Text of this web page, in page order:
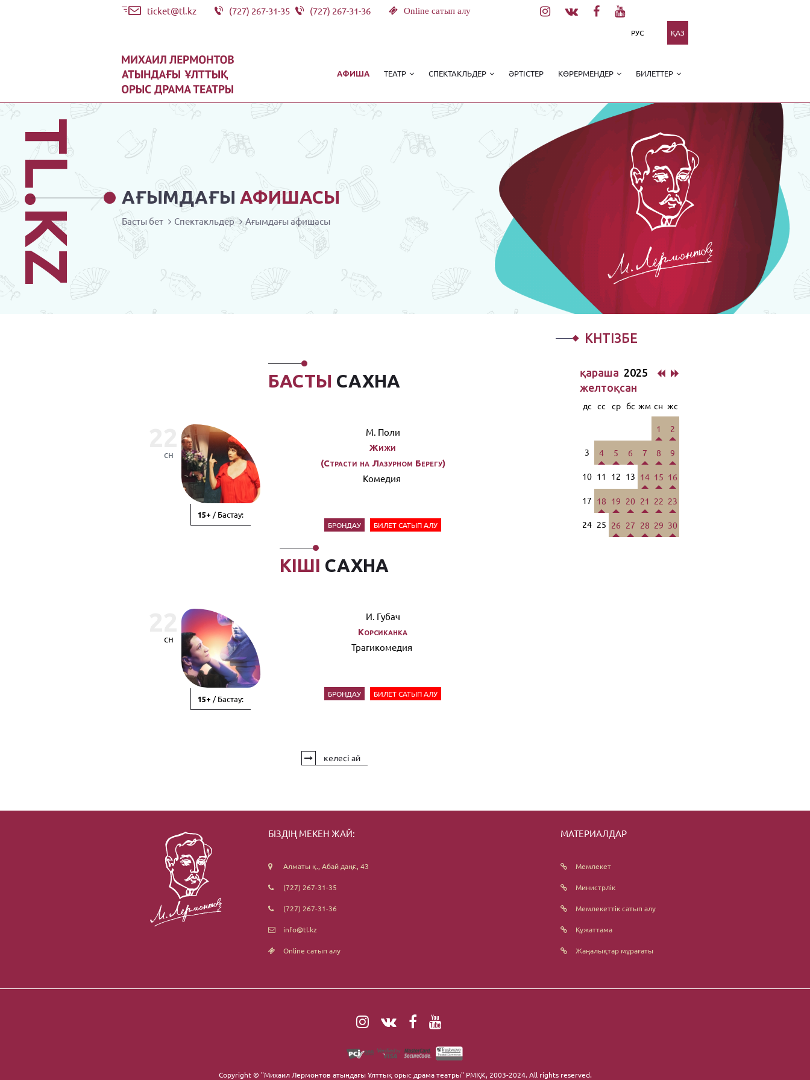
ticket@tl.kz (727) 267-31-35 (727) 267-31-36 Online сатып алу
РУС ҚАЗ
АФИША ТЕАТР СПЕКТАКЛЬДЕР ӘРТІСТЕР КӨРЕРМЕНДЕР БИЛЕТТЕР
АҒЫМДАҒЫ АФИШАСЫ
TL.KZ Басты бет Спектакльдер Ағымдағы афишасы
БАСТЫ САХНА
сн
15+ / Бастау:
М. Поли
Жижи
(Страсти на Лазурном Берегу)
Комедия
БРОНДАУ БИЛЕТ САТЫП АЛУ
КІШІ САХНА
сн
15+ / Бастау:
И. Губач
Корсиканка
Трагикомедия
БРОНДАУ БИЛЕТ САТЫП АЛУ
келесі ай
КҮНТІЗБЕ
қараша 2025
желтоқсан
дс сс ср бс жм сн жс
1 2
3 4 5 6 7 8 9
10 11 12 13 14 15 16
17 18 19 20 21 22 23
24 25 26 27 28 29 30
БІЗДІҢ МЕКЕН ЖАЙ:
Алматы қ., Абай даңғ., 43
(727) 267-31-35
(727) 267-31-36
info@tl.kz
Online сатып алу
МАТЕРИАЛДАР
Мемлекет
Министрлік
Мемлекеттік сатып алу
Құжаттама
Жаңалықтар мұрағаты
Copyright © "Михаил Лермонтов атындағы Ұлттық орыс драма театры" РМҚК, 2003-2024. All rights reserved.